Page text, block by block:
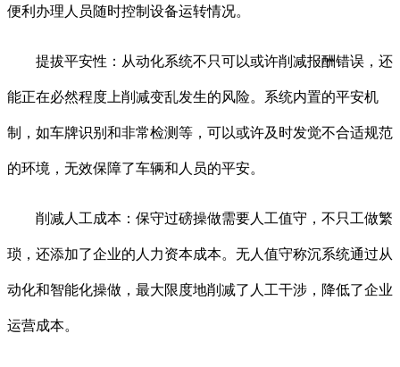
便利办理人员随时控制设备运转情况。
提拔平安性：从动化系统不只可以或许削减报酬错误，还
能正在必然程度上削减变乱发生的风险。系统内置的平安机
制，如车牌识别和非常检测等，可以或许及时发觉不合适规范
的环境，无效保障了车辆和人员的平安。
削减人工成本：保守过磅操做需要人工值守，不只工做繁
琐，还添加了企业的人力资本成本。无人值守称沉系统通过从
动化和智能化操做，最大限度地削减了人工干涉，降低了企业
运营成本。